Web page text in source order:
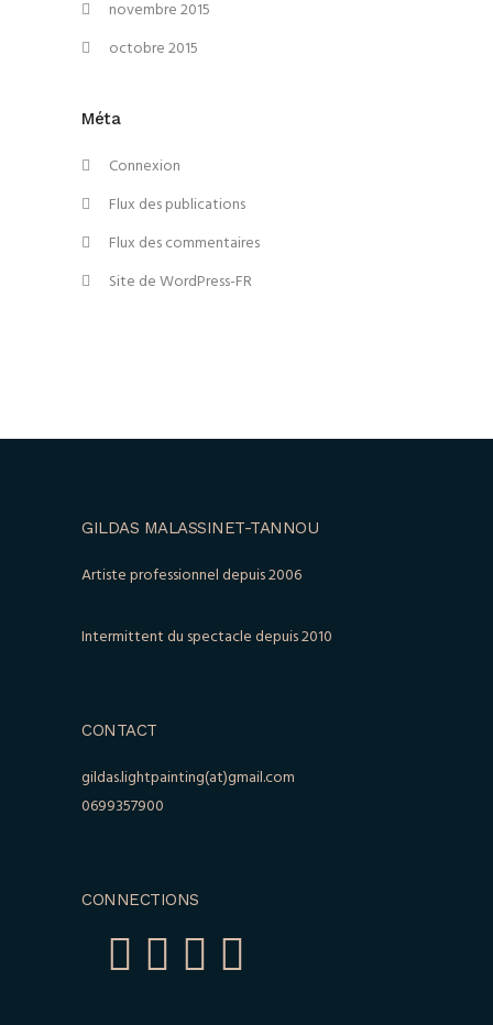
novembre 2015
octobre 2015
Méta
Connexion
Flux des publications
Flux des commentaires
Site de WordPress-FR
GILDAS MALASSINET-TANNOU
Artiste professionnel depuis 2006
Intermittent du spectacle depuis 2010
CONTACT
gildas.lightpainting(at)gmail.com
0699357900
CONNECTIONS